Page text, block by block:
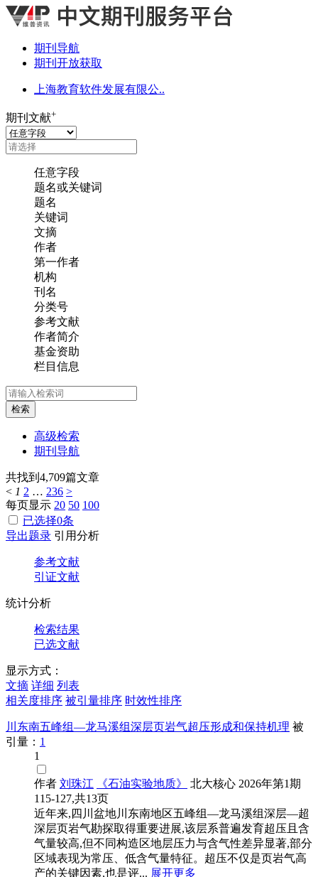
期刊导航
期刊开放获取
上海教育软件发展有限公..
期刊文献+
任意字段
题名或关键词
题名
关键词
文摘
作者
第一作者
机构
刊名
分类号
参考文献
作者简介
基金资助
栏目信息
检索
高级检索
期刊导航
共找到 4,709篇文章
< 1 2 … 236 >
每页显示 20 50 100
已选择0条
导出题录 引用分析
参考文献
引证文献
统计分析
检索结果
已选文献
显示方式：
文摘 详细 列表
相关度排序 被引量排序 时效性排序
川东南五峰组—龙马溪组深层页岩气超压形成和保持机理 被
引量： 1
1
作者 刘珠江 《石油实验地质》 北大核心 2026年第1期
115-127,共13页
近年来,四川盆地川东南地区五峰组—龙马溪组深层—超
深层页岩气勘探取得重要进展,该层系普遍发育超压且含
气量较高,但不同构造区地层压力与含气性差异显著,部分
区域表现为常压、低含气量特征。超压不仅是页岩气高
产的关键因素,也是评... 展开更多